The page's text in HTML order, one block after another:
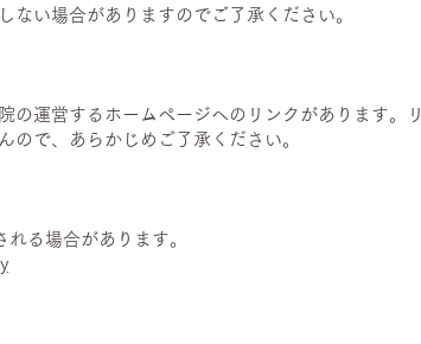
い場合がありますのでご了承ください。
の運営するホームページへのリンクがあります。リ
ので、あらかじめご了承ください。
る場合があります。